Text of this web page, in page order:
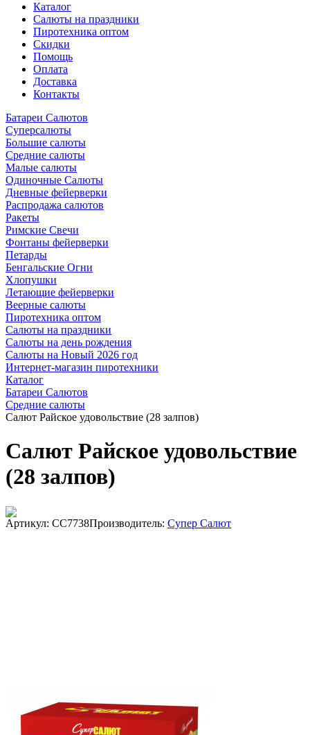
Каталог
Салюты на праздники
Пиротехника оптом
Скидки
Помощь
Оплата
Доставка
Контакты
Батареи Салютов
Суперсалюты
Большие салюты
Средние салюты
Малые салюты
Одиночные Салюты
Дневные фейерверки
Распродажа салютов
Ракеты
Римские Свечи
Фонтаны фейерверки
Петарды
Бенгальские Огни
Хлопушки
Летающие фейерверки
Веерные салюты
Пиротехника оптом
Салюты на праздники
Салюты на день рождения
Салюты на Новый 2026 год
Интернет-магазин пиротехники
Каталог
Батареи Салютов
Средние салюты
Салют Райское удовольствие (28 залпов)
Салют Райское удовольствие
(28 залпов)
Артикул: СС7738Производитель: Супер Салют